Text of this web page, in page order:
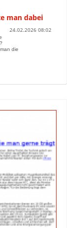
man dabei
24.02.2026 08:02
die